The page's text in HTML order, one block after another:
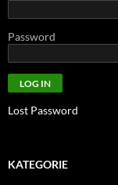
Password
Lost Password
KATEGORIE